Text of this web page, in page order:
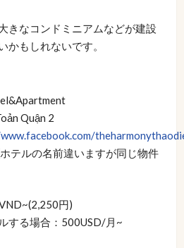
きなコンドミニアムなどが建設
かもしれないです。
Quận 2
テルの名前違いますが同じ物件
円)
する場合：500USD/月~